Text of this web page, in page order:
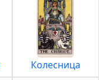
Колесница